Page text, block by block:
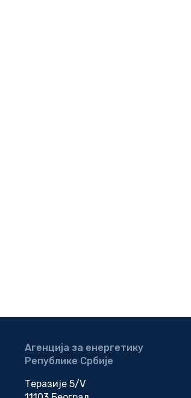
Агенција за енергетику
Републике Србије
Теразије 5/V